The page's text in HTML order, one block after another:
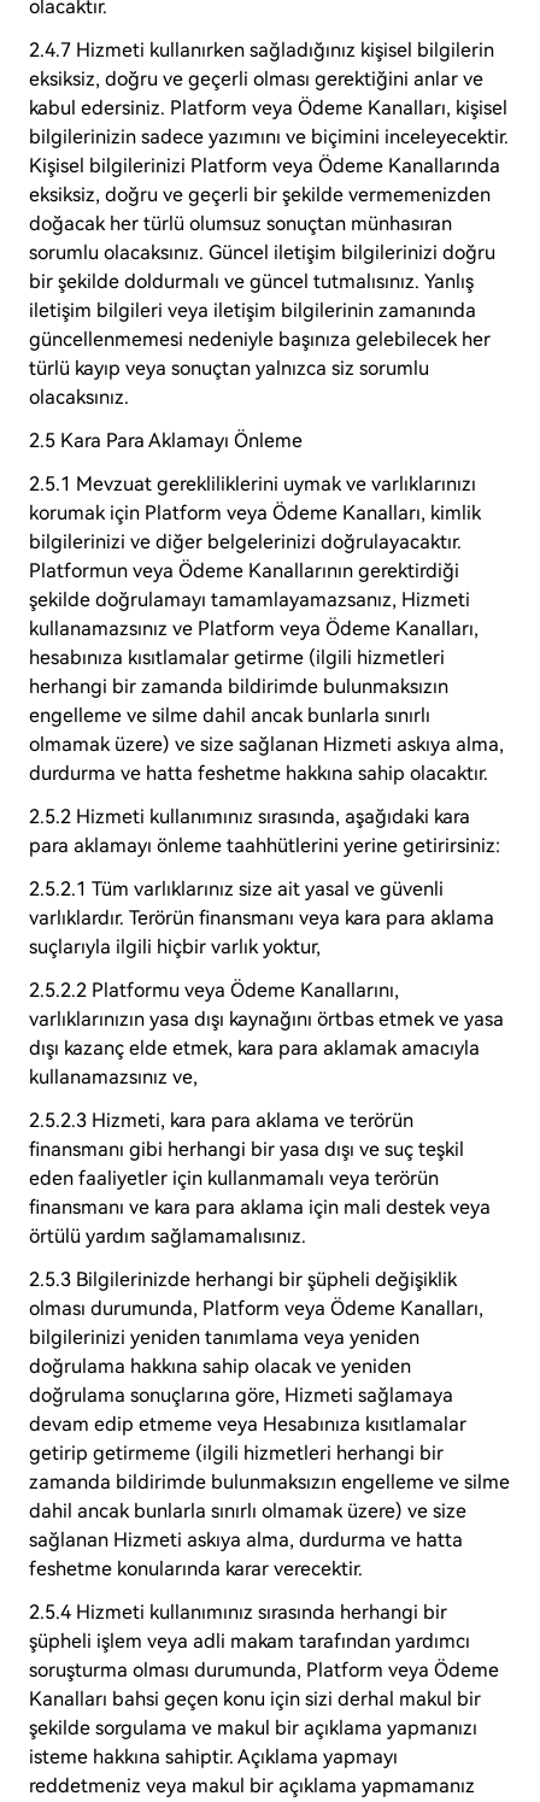
olacaktır.
2.4.7 Hizmeti kullanırken sağladığınız kişisel bilgilerin
eksiksiz, doğru ve geçerli olması gerektiğini anlar ve
kabul edersiniz. Platform veya Ödeme Kanalları, kişisel
bilgilerinizin sadece yazımını ve biçimini inceleyecektir.
Kişisel bilgilerinizi Platform veya Ödeme Kanallarında
eksiksiz, doğru ve geçerli bir şekilde vermemenizden
doğacak her türlü olumsuz sonuçtan münhasıran
sorumlu olacaksınız. Güncel iletişim bilgilerinizi doğru
bir şekilde doldurmalı ve güncel tutmalısınız. Yanlış
iletişim bilgileri veya iletişim bilgilerinin zamanında
güncellenmemesi nedeniyle başınıza gelebilecek her
türlü kayıp veya sonuçtan yalnızca siz sorumlu
olacaksınız.
2.5 Kara Para Aklamayı Önleme
2.5.1 Mevzuat gerekliliklerini uymak ve varlıklarınızı
korumak için Platform veya Ödeme Kanalları, kimlik
bilgilerinizi ve diğer belgelerinizi doğrulayacaktır.
Platformun veya Ödeme Kanallarının gerektirdiği
şekilde doğrulamayı tamamlayamazsanız, Hizmeti
kullanamazsınız ve Platform veya Ödeme Kanalları,
hesabınıza kısıtlamalar getirme (ilgili hizmetleri
herhangi bir zamanda bildirimde bulunmaksızın
engelleme ve silme dahil ancak bunlarla sınırlı
olmamak üzere) ve size sağlanan Hizmeti askıya alma,
durdurma ve hatta feshetme hakkına sahip olacaktır.
2.5.2 Hizmeti kullanımınız sırasında, aşağıdaki kara
para aklamayı önleme taahhütlerini yerine getirirsiniz:
2.5.2.1 Tüm varlıklarınız size ait yasal ve güvenli
varlıklardır. Terörün finansmanı veya kara para aklama
suçlarıyla ilgili hiçbir varlık yoktur,
2.5.2.2 Platformu veya Ödeme Kanallarını,
varlıklarınızın yasa dışı kaynağını örtbas etmek ve yasa
dışı kazanç elde etmek, kara para aklamak amacıyla
kullanamazsınız ve,
2.5.2.3 Hizmeti, kara para aklama ve terörün
finansmanı gibi herhangi bir yasa dışı ve suç teşkil
eden faaliyetler için kullanmamalı veya terörün
finansmanı ve kara para aklama için mali destek veya
örtülü yardım sağlamamalısınız.
2.5.3 Bilgilerinizde herhangi bir şüpheli değişiklik
olması durumunda, Platform veya Ödeme Kanalları,
bilgilerinizi yeniden tanımlama veya yeniden
doğrulama hakkına sahip olacak ve yeniden
doğrulama sonuçlarına göre, Hizmeti sağlamaya
devam edip etmeme veya Hesabınıza kısıtlamalar
getirip getirmeme (ilgili hizmetleri herhangi bir
zamanda bildirimde bulunmaksızın engelleme ve silme
dahil ancak bunlarla sınırlı olmamak üzere) ve size
sağlanan Hizmeti askıya alma, durdurma ve hatta
feshetme konularında karar verecektir.
2.5.4 Hizmeti kullanımınız sırasında herhangi bir
şüpheli işlem veya adli makam tarafından yardımcı
soruşturma olması durumunda, Platform veya Ödeme
Kanalları bahsi geçen konu için sizi derhal makul bir
şekilde sorgulama ve makul bir açıklama yapmanızı
isteme hakkına sahiptir. Açıklama yapmayı
reddetmeniz veya makul bir açıklama yapmamanız